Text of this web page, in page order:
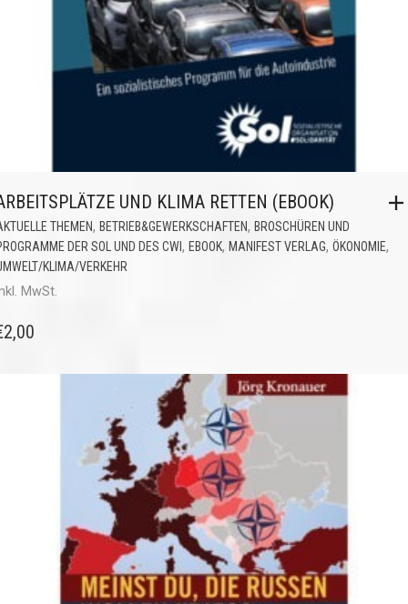
UND KLIMA RETTEN (EBOOK)
THEMEN, BETRIEB&GEWERKSCHAFTEN, BROSCHÜREN UND
DER SOL UND DES CWI, EBOOK, MANIFEST VERLAG, ÖKONOMIE,
KLIMA/VERKEHR
MwSt.
2,00